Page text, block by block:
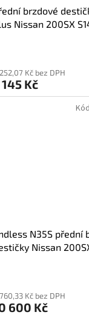
brzdové
Nissan 200SX
Kč bez DPH
145 Kč
N35S přední
Nissan
Kč bez DPH
600 Kč